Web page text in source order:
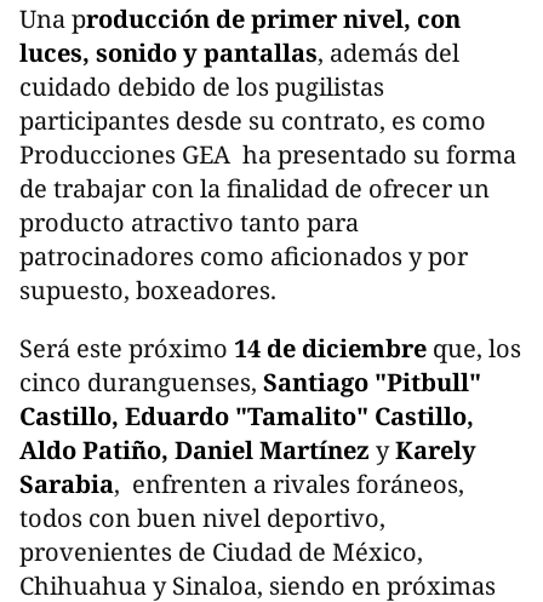
Una producción de primer nivel, con
luces, sonido y pantallas, además del
cuidado debido de los pugilistas
participantes desde su contrato, es como
Producciones GEA ha presentado su forma
de trabajar con la finalidad de ofrecer un
producto atractivo tanto para
patrocinadores como aficionados y por
supuesto, boxeadores.
Será este próximo 14 de diciembre que, los
cinco duranguenses, Santiago "Pitbull"
Castillo, Eduardo "Tamalito" Castillo,
Aldo Patiño, Daniel Martínez yKarely
Sarabia, enfrenten a rivales foráneos,
todos con buen nivel deportivo,
provenientes de Ciudad de México,
Chihuahua y Sinaloa, siendo en próximas